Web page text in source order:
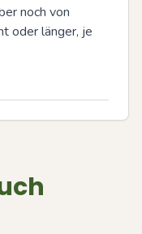
noch von
oder länger, je